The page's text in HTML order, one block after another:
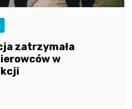
zatrzymała
w